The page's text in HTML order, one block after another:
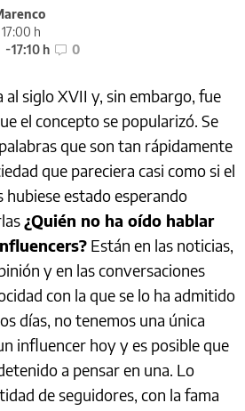
17:00 h
17:10 h 0
siglo XVII y, sin embargo, fue
el concepto se popularizó. Se
que son tan rápidamente
que pareciera casi como si el
hubiese estado esperando
¿Quién no ha oído hablar
Están en las noticias,
y en las conversaciones
con la que se lo ha admitido
días, no tenemos una única
influencer hoy y es posible que
a pensar en una. Lo
de seguidores, con la fama